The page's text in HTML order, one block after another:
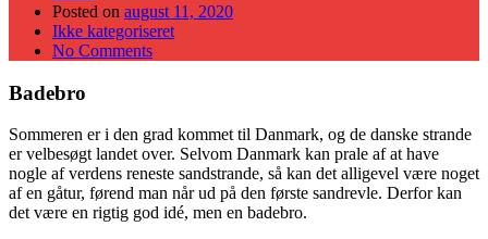
Posted on august 11, 2020
Ikke kategoriseret
No Comments
Badebro
Sommeren er i den grad kommet til Danmark, og de danske strande
er velbesøgt landet over. Selvom Danmark kan prale af at have
nogle af verdens reneste sandstrande, så kan det alligevel være noget
af en gåtur, førend man når ud på den første sandrevle. Derfor kan
det være en rigtig god idé, men en badebro.